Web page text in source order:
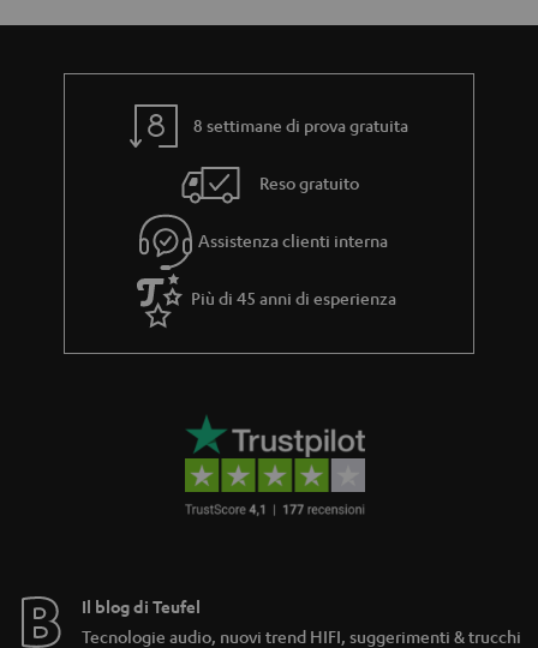
8 settimane di prova gratuita
Reso gratuito
Assistenza clienti interna
Più di 45 anni di esperienza
Il blog di Teufel
Tecnologie audio, nuovi trend HIFI, suggerimenti & trucchi